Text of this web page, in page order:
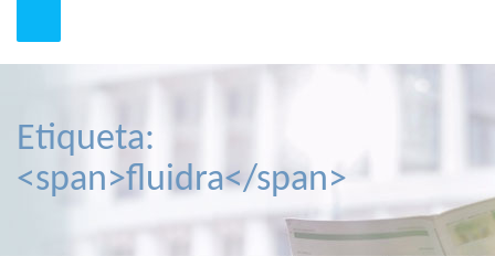
Etiqueta:
<span>fluidra</span>